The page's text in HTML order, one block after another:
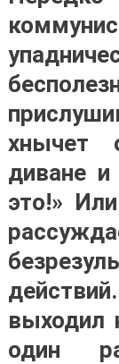
хнычет
диване и
это!»
выходил
один